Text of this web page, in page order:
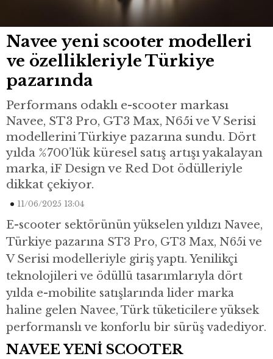
Navee yeni scooter modelleri
ve özellikleriyle Türkiye
pazarında
Performans odaklı e-scooter markası
Navee, ST3 Pro, GT3 Max, N65i ve V Serisi
modellerini Türkiye pazarına sundu. Dört
yılda %700’lük küresel satış artışı yakalayan
marka, iF Design ve Red Dot ödülleriyle
dikkat çekiyor.
11/06/2025 13:04
E-scooter sektörünün yükselen yıldızı Navee,
Türkiye pazarına ST3 Pro, GT3 Max, N65i ve
V Serisi modelleriyle giriş yaptı. Yenilikçi
teknolojileri ve ödüllü tasarımlarıyla dört
yılda e-mobilite satışlarında lider marka
haline gelen Navee, Türk tüketicilere yüksek
performanslı ve konforlu bir sürüş vadediyor.
NAVEE YENİ SCOOTER